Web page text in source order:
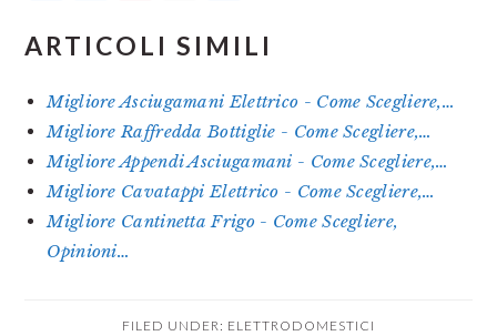
ARTICOLI SIMILI
Migliore Asciugamani Elettrico - Come Scegliere,…
Migliore Raffredda Bottiglie - Come Scegliere,…
Migliore Appendi Asciugamani - Come Scegliere,…
Migliore Cavatappi Elettrico - Come Scegliere,…
Migliore Cantinetta Frigo - Come Scegliere,
Opinioni…
FILED UNDER: ELETTRODOMESTICI